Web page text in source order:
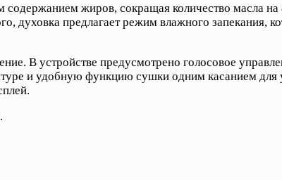
жиров, сокращая количество масла
духовка предлагает режим влажного запекания,
В устройстве предусмотрено голосовое
и удобную функцию сушки одним касанием для